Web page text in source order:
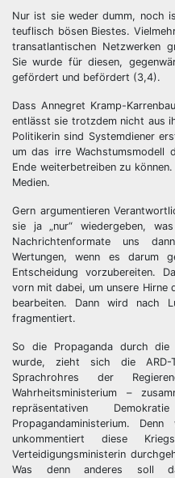
Nur ist sie weder dumm, noch
teuflisch bösen Biestes.
transatlantischen Netzwerken
Sie wurde für diesen,
gefördert und befördert (3,4).
Dass Annegret Kramp-
entlässt sie trotzdem nicht aus
Politikerin sind Systemdiener
um das irre Wachstumsmodell
Ende weiterbetreiben zu
Medien.
Gern argumentieren
sie ja „nur“ wiedergeben,
Nachrichtenformate uns
Wertungen, wenn es darum
Entscheidung vorzubereiten.
vorn mit dabei, um unsere Hirne
bearbeiten. Dann wird nach
fragmentiert.
So die Propaganda durch die
wurde, zieht sich die ARD-
Sprachrohres der
Wahrheitsministerium –
repräsentativen
Propagandaministerium.
unkommentiert diese
Verteidigungsministerin
Was denn anderes soll